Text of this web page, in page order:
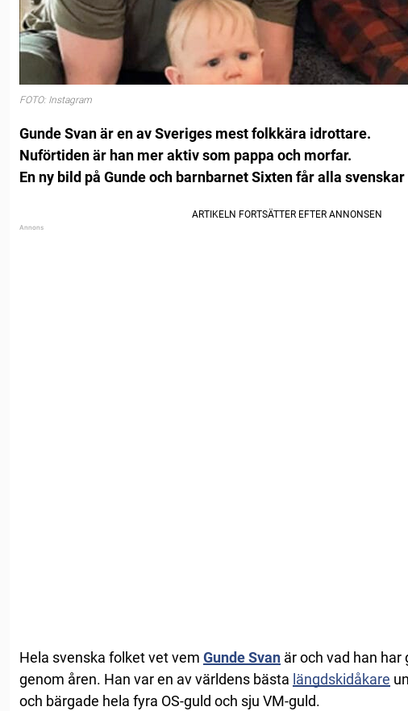
FOTO: Instagram
Gunde Svan är en av Sveriges mest folkkära idrottare.
Nuförtiden är han mer aktiv som pappa och morfar.
En ny bild på Gunde och barnbarnet Sixten får alla
Hela svenska folket vet vem Gunde Svan är och vad han
genom åren. Han var en av världens bästa längdskidåkare
och bärgade hela fyra OS-guld och sju VM-guld.